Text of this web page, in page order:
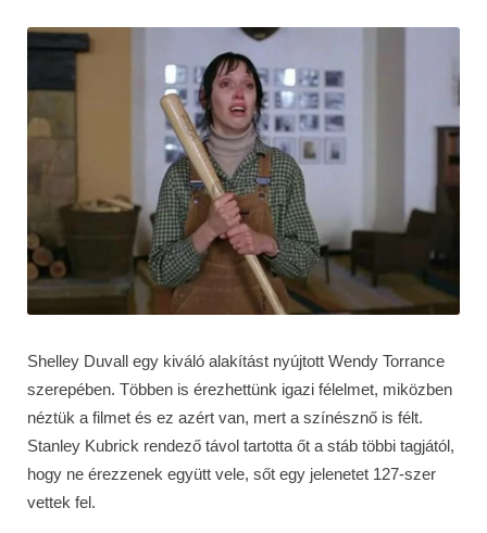
Shelley Duvall egy kiváló alakítást nyújtott Wendy Torrance
szerepében. Többen is érezhettünk igazi félelmet, miközben
néztük a filmet és ez azért van, mert a színésznő is félt.
Stanley Kubrick rendező távol tartotta őt a stáb többi tagjától,
hogy ne érezzenek együtt vele, sőt egy jelenetet 127-szer
vettek fel.